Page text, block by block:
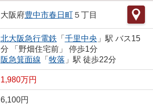
大阪府豊中市春日町５丁目
北大阪急行電鉄 「 千里中央 」駅 バス15
分 「野畑住宅前」 停歩1分
阪急箕面線 「 牧落 」駅 徒歩22分
1,980万円
6,100円